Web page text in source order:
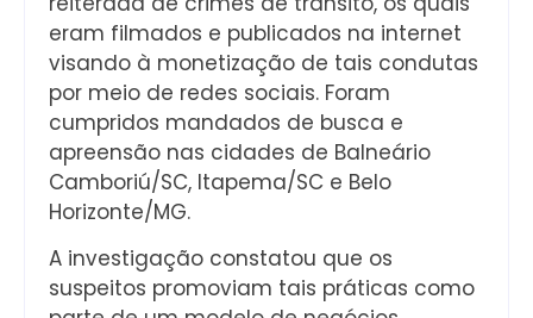
eram filmados e publicados na internet
visando à monetização de tais condutas
por meio de redes sociais. Foram
cumpridos mandados de busca e
apreensão nas cidades de Balneário
Camboriú/SC, Itapema/SC e Belo
Horizonte/MG.
A investigação constatou que os
suspeitos promoviam tais práticas como